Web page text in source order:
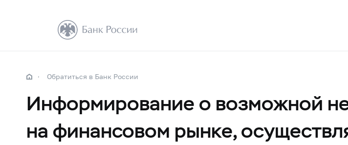
Обратиться в Банк России
Информирование о возможной
на финансовом рынке,